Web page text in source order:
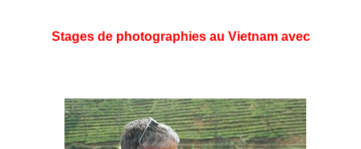
Stages de photographies au Vietnam avec